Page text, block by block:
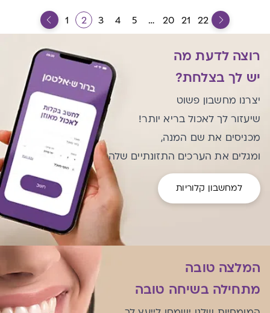
1 2 3 4 5 … 20 21 22
רוצה לדעת מה
יש לך בצלחת?
יצרנו מחשבון פשוט
שיעזור לך לאכול בריא יותר!
מכניסים את שם המנה,
ומגלים את הערכים התזונתיים שלה
למחשבון קלוריות
המלצה טובה
מתחילה בשיחה טובה